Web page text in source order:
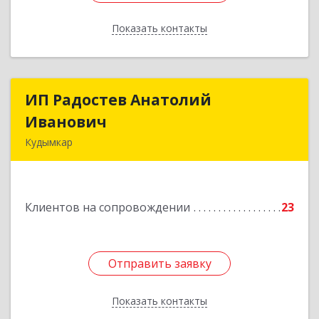
Показать контакты
Назад
ИП Радостев Анатолий
Иванович
Кудымкар
Клиентов на сопровождении 23
Отправить заявку
Показать контакты
ИП Радостев Анатолий
Подробнее
Отправить заявку
Назад